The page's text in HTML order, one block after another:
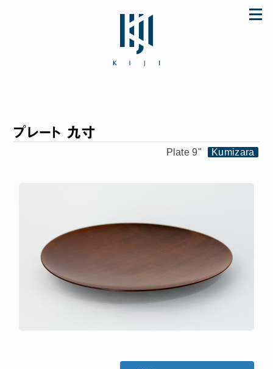
大好評のザ・ファーストスプーンほか ご購
入は公式ストア store.KIJI.online へどう
プレート 九寸
Plate 9" Kumizara